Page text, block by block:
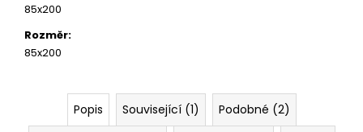
85x200
Rozměr:
85x200
Popis Související (1)
Podobné (2)